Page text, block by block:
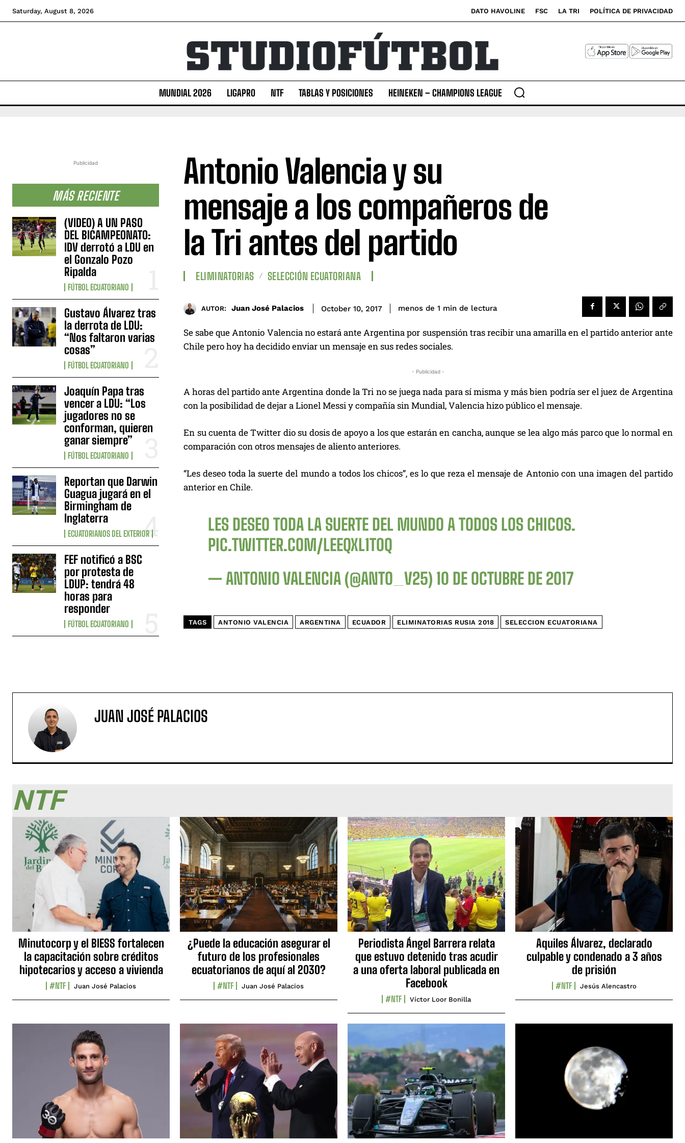
Saturday, August 8, 2026 DATO HAVOLINE FSC LA TRI POLÍTICA DE PRIVACIDAD
MUNDIAL 2026 LIGAPRO NTF TABLAS Y POSICIONES HEINEKEN – CHAMPIONS LEAGUE
Publicidad
MÁS RECIENTE
(VIDEO) A UN PASO
DEL BICAMPEONATO:
IDV derrotó a LDU en
el Gonzalo Pozo
Ripalda
FÚTBOL ECUATORIANO
Gustavo Álvarez tras
la derrota de LDU:
“Nos faltaron varias
cosas”
FÚTBOL ECUATORIANO
Joaquín Papa tras
vencer a LDU: “Los
jugadores no se
conforman, quieren
ganar siempre”
FÚTBOL ECUATORIANO
Reportan que Darwin
Guagua jugará en el
Birmingham de
Inglaterra
ECUATORIANOS DEL EXTERIOR
FEF notificó a BSC
por protesta de
LDUP: tendrá 48
horas para
responder
FÚTBOL ECUATORIANO
Antonio Valencia y su
mensaje a los compañeros de
la Tri antes del partido
ELIMINATORIAS SELECCIÓN ECUATORIANA
AUTOR: Juan José Palacios October 10, 2017 menos de 1 min de lectura
Se sabe que Antonio Valencia no estará ante Argentina por suspensión tras recibir una amarilla en el partido anterior ante
Chile pero hoy ha decidido enviar un mensaje en sus redes sociales.
- Publicidad -
A horas del partido ante Argentina donde la Tri no se juega nada para sí misma y más bien podría ser el juez de Argentina
con la posibilidad de dejar a Lionel Messi y compañía sin Mundial, Valencia hizo público el mensaje.
En su cuenta de Twitter dio su dosis de apoyo a los que estarán en cancha, aunque se lea algo más parco que lo normal en
comparación con otros mensajes de aliento anteriores.
“Les deseo toda la suerte del mundo a todos los chicos”, es lo que reza el mensaje de Antonio con una imagen del partido
anterior en Chile.
LES DESEO TODA LA SUERTE DEL MUNDO A TODOS LOS CHICOS.
PIC.TWITTER.COM/LEEQXL1T0Q
— ANTONIO VALENCIA (@ANTO_V25) 10 DE OCTUBRE DE 2017
TAGS ANTONIO VALENCIA ARGENTINA ECUADOR ELIMINATORIAS RUSIA 2018 SELECCION ECUATORIANA
JUAN JOSÉ PALACIOS
NTF
Minutocorp y el BIESS fortalecen
la capacitación sobre créditos
hipotecarios y acceso a vivienda
#NTF Juan José Palacios
¿Puede la educación asegurar el
futuro de los profesionales
ecuatorianos de aquí al 2030?
#NTF Juan José Palacios
Periodista Ángel Barrera relata
que estuvo detenido tras acudir
a una oferta laboral publicada en
Facebook
#NTF Víctor Loor Bonilla
Aquiles Álvarez, declarado
culpable y condenado a 3 años
de prisión
#NTF Jesús Alencastro